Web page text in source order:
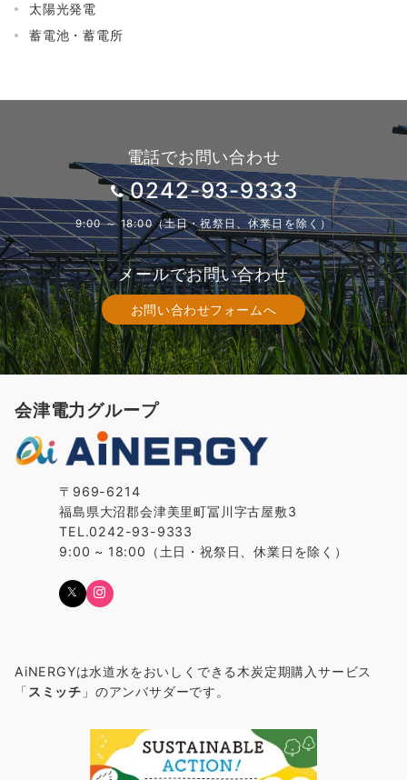
太陽光発電
蓄電池・蓄電所
電話でお問い合わせ
0242-93-9333
9:00 ～ 18:00（土日・祝祭日、休業日を除く）
メールでお問い合わせ
お問い合わせフォームへ
会津電力グループ
〒969-6214
福島県大沼郡会津美里町冨川字古屋敷3
TEL.0242-93-9333
9:00 ~ 18:00（土日・祝祭日、休業日を除く）
AiNERGYは水道水をおいしくできる木炭定期購入サービス
「 スミッチ 」のアンバサダーです。